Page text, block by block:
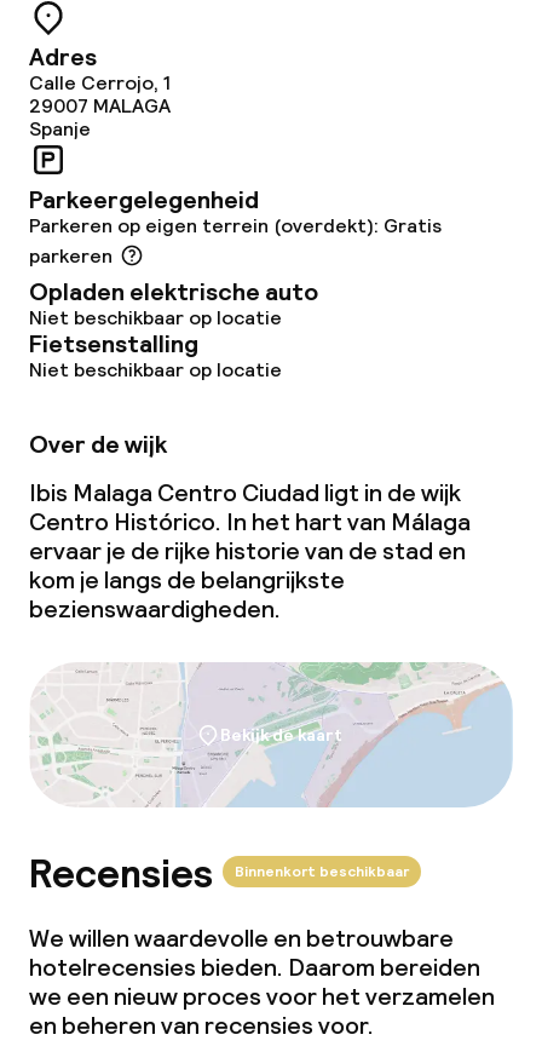
Overal rookvrij
Adres
Calle Cerrojo, 1
29007 MALAGA
Spanje
Parkeergelegenheid
Parkeren op eigen terrein (overdekt): Gratis
parkeren
Opladen elektrische auto
Niet beschikbaar op locatie
Fietsenstalling
Niet beschikbaar op locatie
Over de wijk
Ibis Malaga Centro Ciudad ligt in de wijk
Centro Histórico. In het hart van Málaga
ervaar je de rijke historie van de stad en
kom je langs de belangrijkste
bezienswaardigheden.
Bekijk de kaart
Recensies Binnenkort beschikbaar
We willen waardevolle en betrouwbare
hotelrecensies bieden. Daarom bereiden
we een nieuw proces voor het verzamelen
en beheren van recensies voor.